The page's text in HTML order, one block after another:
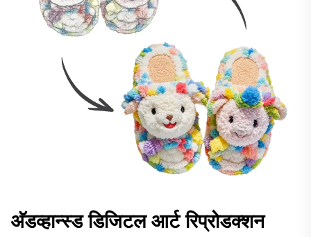
अ‍ॅडव्हान्स्ड डिजिटल आर्ट रिप्रोडक्शन